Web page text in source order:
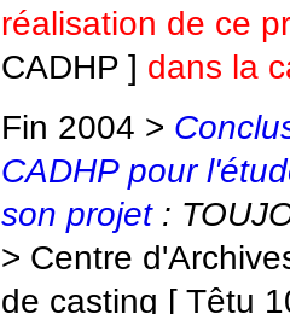
réalisation de ce
CADHP ] dans la
Fin 2004 >
CADHP pour
son projet:
> Centre
de casting [ Têtu